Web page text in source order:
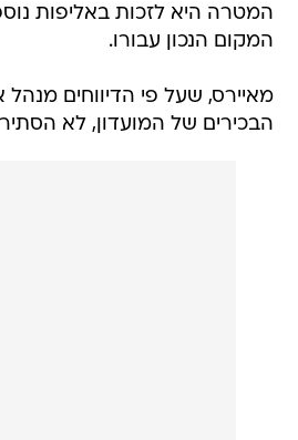
המטרה היא לזכות באליפות
המקום הנכון עבורו.
מאיירס, שעל פי הדיווחים
הבכירים של המועדון, לא